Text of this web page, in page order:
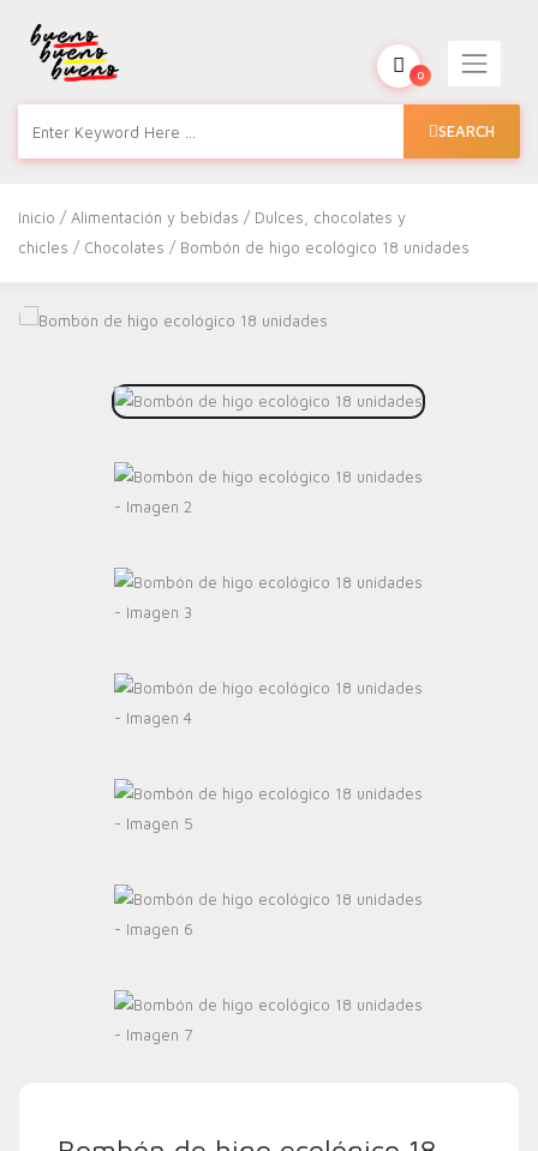
SEARCH
0
Inicio /Alimentación y bebidas / Dulces, chocolates y
chicles / Chocolates / Bombón de higo ecológico 18 unidades